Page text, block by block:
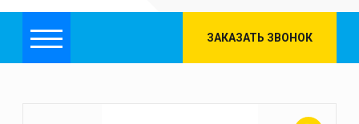
Меню ЗАКАЗАТЬ ЗВОНОК